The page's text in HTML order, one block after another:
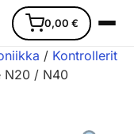
0,00 €
/ Kontrollerit
N20 / N40